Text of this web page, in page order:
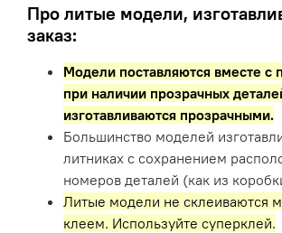
Про литые модели,
заказ:
Модели поставляются вместе с
при наличии прозрачных
изготавливаются прозрачными.
Большинство моделей
литниках с сохранением
номеров деталей (как из
Литые модели не склеиваются
клеем. Используйте суперклей.